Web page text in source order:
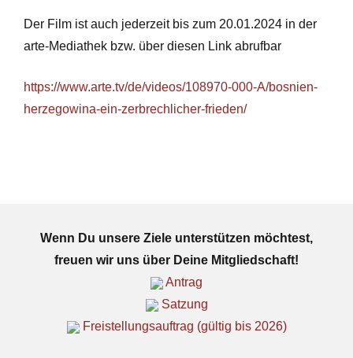
Der Film ist auch jederzeit bis zum 20.01.2024 in der
arte-Mediathek bzw. über diesen Link abrufbar
https://www.arte.tv/de/videos/108970-000-A/bosnien-
herzegowina-ein-zerbrechlicher-frieden/
Wenn Du unsere Ziele unterstützen möchtest,
freuen wir uns über Deine Mitgliedschaft!
Antrag
Satzung
Freistellungsauftrag (gültig bis 2026)